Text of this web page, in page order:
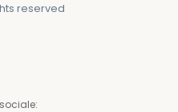
reserved